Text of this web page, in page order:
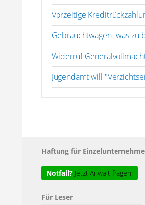
Vorzeitige
Gebrauchtwagen -was zu
Widerruf
Jugendamt will
Haftung für
Notfall? Jetzt Anwalt fragen.
Für Leser